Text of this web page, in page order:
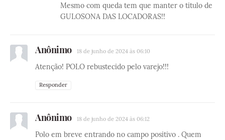
Mesmo com queda tem que manter o titulo de
GULOSONA DAS LOCADORAS!!
Anônimo 18 de junho de 2024 às 06:10
Atenção! POLO rebustecido pelo varejo!!!
Responder
Anônimo 18 de junho de 2024 às 06:12
Polo em breve entrando no campo positivo . Quem